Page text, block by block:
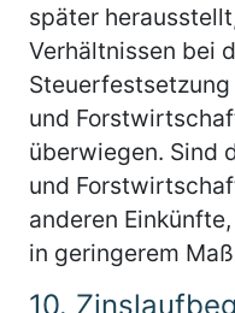
später
Verhältnissen bei
und
überwiegen. Sind
und
anderen
in geringerem
10.